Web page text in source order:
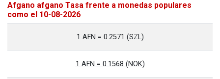
Afgano afgano Tasa frente a monedas populares
como el 10-08-2026
1 AFN = 0.2571 (SZL)
1 AFN = 0.1568 (NOK)